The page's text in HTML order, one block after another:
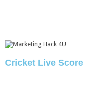
Cricket Live Score